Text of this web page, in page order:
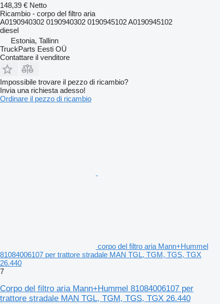
148,39 € Netto
Ricambio - corpo del filtro aria
A0190940302 0190940302 0190945102 A0190945102
diesel
Estonia, Tallinn
TruckParts Eesti OÜ
Contattare il venditore
Impossibile trovare il pezzo di ricambio?
Invia una richiesta adesso!
Ordinare il pezzo di ricambio
corpo del filtro aria Mann+Hummel
81084006107 per trattore stradale MAN TGL, TGM, TGS, TGX
26.440
7
Corpo del filtro aria Mann+Hummel 81084006107 per
trattore stradale MAN TGL, TGM, TGS, TGX 26.440